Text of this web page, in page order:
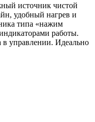
источник чистой
удобный нагрев и
типа «нажим
работы.
в управлении. Идеально